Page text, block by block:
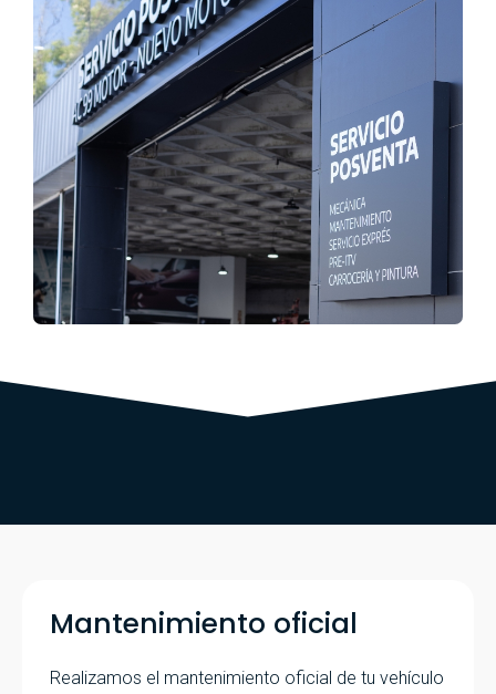
Mantenimiento oficial
Realizamos el mantenimiento oficial de tu vehículo